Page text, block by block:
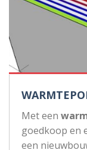
Met een
goedkoop en
een